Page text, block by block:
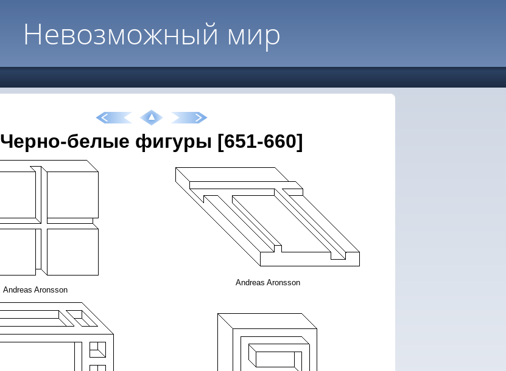
Невозможный мир
Черно-белые фигуры [651-660]
Andreas Aronsson
Andreas Aronsson